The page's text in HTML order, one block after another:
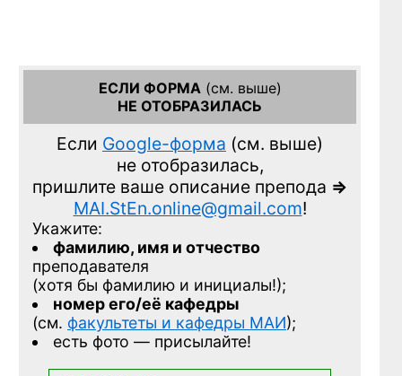
ЕСЛИ ФОРМА(см. выше)
НЕ ОТОБРАЗИЛАСЬ
Если Google-форма (см. выше)
не отобразилась,
пришлите ваше описание препода =>
MAI.StEn.online@gmail.com!
Укажите:
фамилию, имя и отчество
преподавателя
(хотя бы фамилию и инициалы!);
номер его/её кафедры
(см. факультеты и кафедры МАИ);
есть фото — присылайте!